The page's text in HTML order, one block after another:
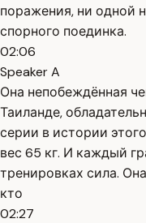
поражения, ни одной
спорного поединка.
02:06
Speaker A
Она непобеждённая
Таиланде,
серии в истории
вес 65 кг. И каждый
тренировках сила.
кто
02:27